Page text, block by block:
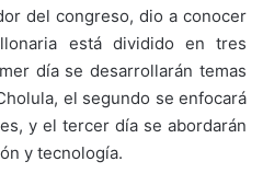
del congreso, dio a conocer
está dividido en tres
día se desarrollarán temas
el segundo se enfocará
y el tercer día se abordarán
y tecnología.